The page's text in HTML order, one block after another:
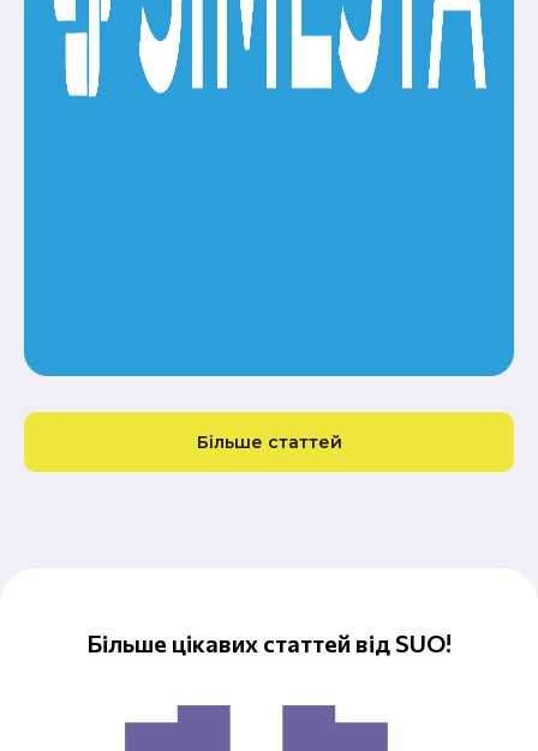
Більше статтей
Більше цікавих статтей від SUO!